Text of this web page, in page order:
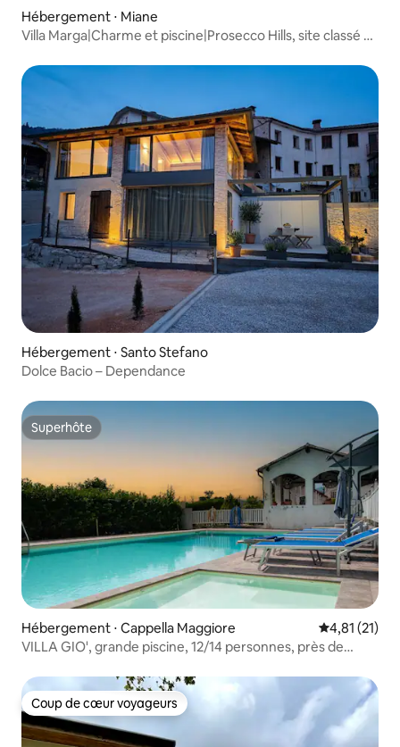
Hébergement ⋅ Miane
Villa Marga|Charme et piscine|Prosecco Hills, site classé au
Hébergement ⋅ Santo Stefano
Dolce Bacio – Dependance
Superhôte
Superhôte
Hébergement ⋅ Cappella Maggiore Évaluation
4,81 (21)
VILLA GIO', grande piscine, 12/14 personnes, près de
Coup de cœur voyageurs
Coup de cœur voyageurs